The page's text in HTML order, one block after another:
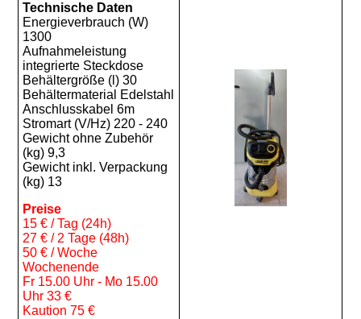
Technische Daten
Energieverbrauch (W)
1300
Aufnahmeleistung
integrierte Steckdose
Behältergröße (l) 30
Behältermaterial Edelstahl
Anschlusskabel 6m
Stromart (V/Hz) 220 - 240
Gewicht ohne Zubehör
(kg) 9,3
Gewicht inkl. Verpackung
(kg) 13
Preise
15 € / Tag (24h)
27 € / 2 Tage (48h)
50 € / Woche
Wochenende
Fr 15.00 Uhr - Mo 15.00
Uhr 33 €
Kaution 75 €